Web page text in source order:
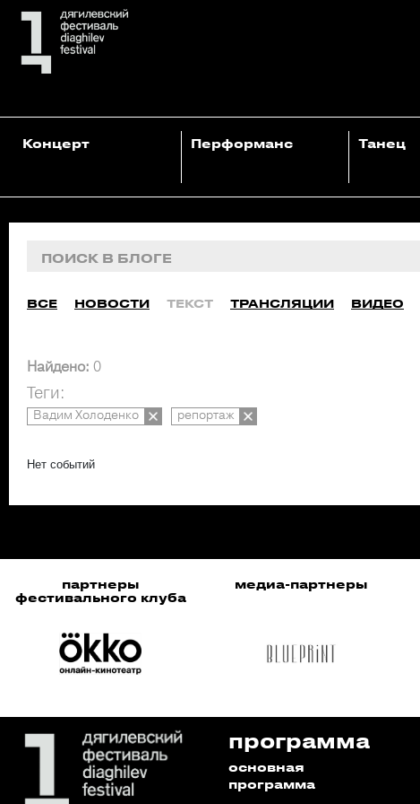
Концерт Перформанс Танец
ВСЕ НОВОСТИ ТЕКСТ ТРАНСЛЯЦИИ ВИДЕО
Найдено: 0
Теги:
Вадим Холоденко репортаж
Нет событий
партнеры
фестивального клуба
медиа-партнеры
программа
основная
программа